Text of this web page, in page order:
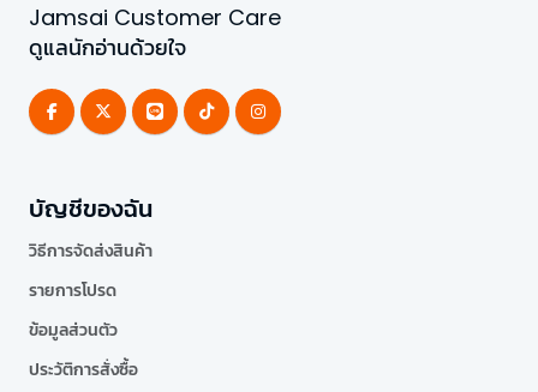
Jamsai Customer Care
ดูแลนักอ่านด้วยใจ
บัญชีของฉัน
วิธีการจัดส่งสินค้า
รายการโปรด
ข้อมูลส่วนตัว
ประวัติการสั่งซื้อ